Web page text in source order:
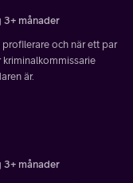
3+ månader
och när ett par
är.
3+ månader